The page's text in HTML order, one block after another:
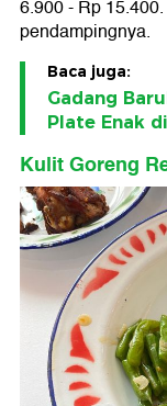
6.900 - Rp
pendampingnya.
Baca juga:
Gadang
Plate Enak
Kulit Goreng